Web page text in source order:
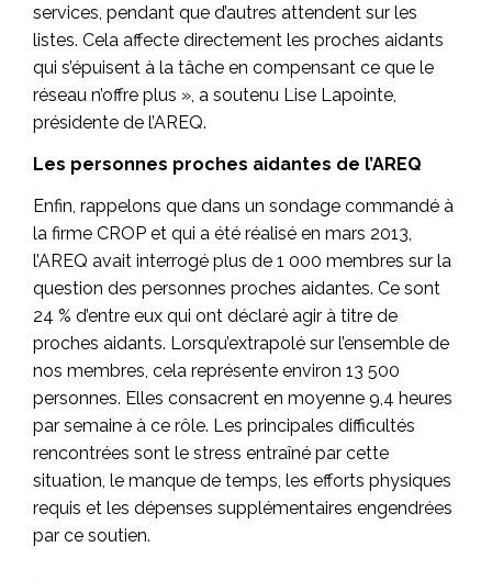
services, pendant que d’autres attendent sur les
listes. Cela affecte directement les proches aidants
qui s’épuisent à la tâche en compensant ce que le
réseau n’offre plus », a soutenu Lise Lapointe,
présidente de l’AREQ.
Les personnes proches aidantes de l’AREQ
Enfin, rappelons que dans un sondage commandé à
la firme CROP et qui a été réalisé en mars 2013,
l’AREQ avait interrogé plus de 1 000 membres sur la
question des personnes proches aidantes. Ce sont
24 % d’entre eux qui ont déclaré agir à titre de
proches aidants. Lorsqu’extrapolé sur l’ensemble de
nos membres, cela représente environ 13 500
personnes. Elles consacrent en moyenne 9,4 heures
par semaine à ce rôle. Les principales difficultés
rencontrées sont le stress entraîné par cette
situation, le manque de temps, les efforts physiques
requis et les dépenses supplémentaires engendrées
par ce soutien.